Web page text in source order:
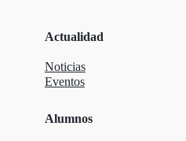
Actualidad
Noticias
Eventos
Alumnos